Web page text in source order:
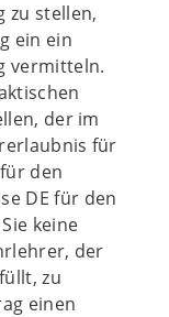
zu stellen,
ein ein
vermitteln.
der im
für
den
DE für den
keine
der
zu
einen